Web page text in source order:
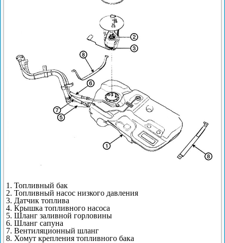
1. Топливный бак
2. Топливный насос низкого давления
3. Датчик топлива
4. Крышка топливного насоса
5. Шланг заливной горловины
6. Шланг сапуна
7. Вентиляционный шланг
8. Хомут крепления топливного бака